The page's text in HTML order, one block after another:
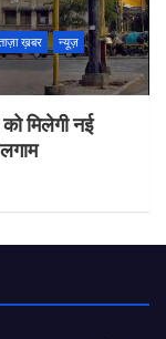
ख़बर
न्यूज़
मिलेगी नई